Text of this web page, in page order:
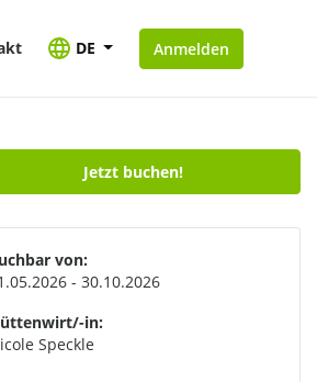
DE Anmelden
Jetzt buchen!
von:
- 30.10.2026
in:
Speckle